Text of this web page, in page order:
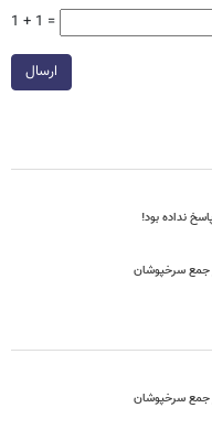
1 + 1 =
ارسال
نداده بود!